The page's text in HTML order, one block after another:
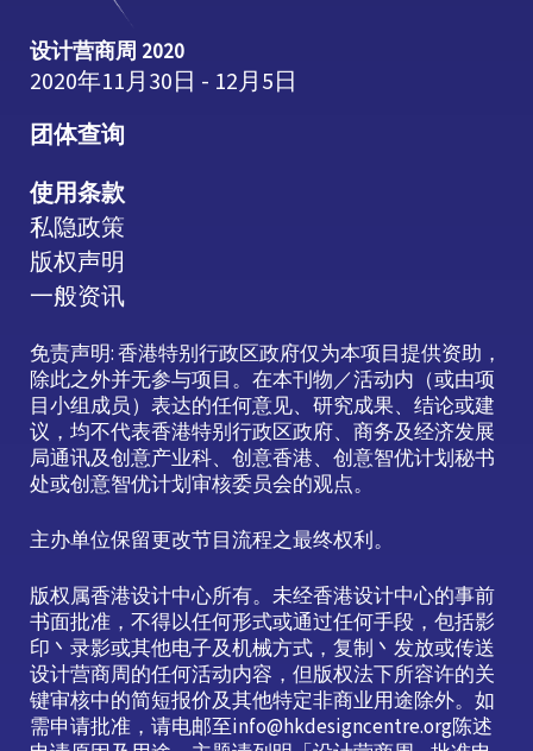
设计营商周 2020
2020年11月30日 - 12月5日
团体查询
使用条款
私隐政策
版权声明
一般资讯
免责声明: 香港特别行政区政府仅为本项目提供资助，
除此之外并无参与项目。在本刊物／活动内（或由项
目小组成员）表达的任何意见、研究成果、结论或建
议，均不代表香港特别行政区政府、商务及经济发展
局通讯及创意产业科、创意香港、创意智优计划秘书
处或创意智优计划审核委员会的观点。
主办单位保留更改节目流程之最终权利。
版权属香港设计中心所有。未经香港设计中心的事前
书面批准，不得以任何形式或通过任何手段，包括影
印丶录影或其他电子及机械方式，复制丶发放或传送
设计营商周的任何活动内容，但版权法下所容许的关
键审核中的简短报价及其他特定非商业用途除外。如
需申请批准，请电邮至info@hkdesigncentre.org陈述